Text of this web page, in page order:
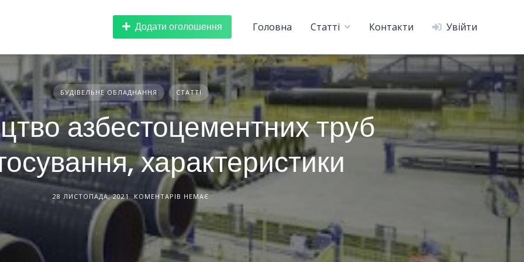
Головна Статті Контакти Увійти
Додати оголошення
БУДІВЕЛЬНЕ ОБЛАДНАННЯ СТАТТІ
азбестоцементних труб
характеристики
28 ЛИСТОПАДА, 2021 КОМЕНТАРІВ НЕМАЄ